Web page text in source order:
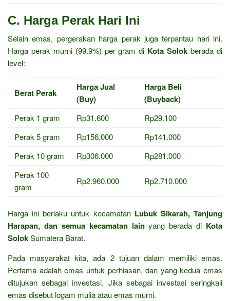
C. Harga Perak Hari Ini
Selain emas, pergerakan harga perak juga terpantau hari ini.
Harga perak murni (99.9%) per gram di Kota Solok berada di
level:
Berat Perak
Harga Jual
(Buy)
Harga Beli
(Buyback)
Perak 1 gram Rp31.600
Rp29.100
Perak 5 gram
Rp156.000
Rp141.000
Perak 10 gram
Rp306.000
Rp281.000
Perak 100
gram
Rp2.960.000 Rp2.710.000
Harga ini berlaku untuk kecamatan Lubuk Sikarah, Tanjung
Harapan, dan semua kecamatan lainyang berada di Kota
SolokSumatera Barat.
Pada masyarakat kita, ada 2 tujuan dalam memiliki emas.
Pertama adalah emas untuk perhiasan, dan yang kedua emas
ditujukan sebagai investasi. Jika sebagai investasi seringkali
emas disebut logam mulia atau emas murni.